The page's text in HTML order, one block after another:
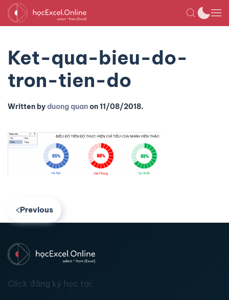
Ket-qua-bieu-do-
tron-tien-do
Written byduong quanon11/08/2018.
Previous
Click đăng ký học tại: